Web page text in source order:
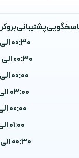
پشتیبانی بروکر
00:30 الی 23:00
00:30 الی 23:30
00:00 الی 23:00
03:00 الی 22:00
00:00 الی 21:30
01:00 الی 20:00
00:30 الی 22:30